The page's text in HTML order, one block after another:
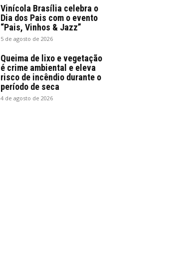
Vinícola Brasília celebra o
Dia dos Pais com o evento
“Pais, Vinhos & Jazz”
5 de agosto de 2026
Queima de lixo e vegetação
é crime ambiental e eleva
risco de incêndio durante o
período de seca
4 de agosto de 2026